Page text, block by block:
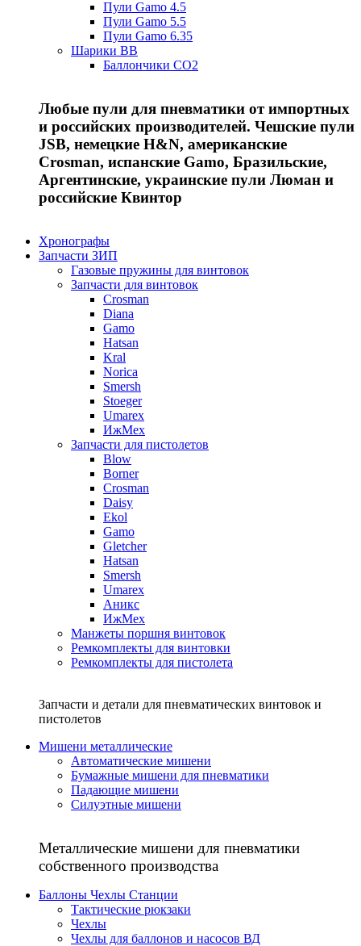
Пули Gamo 4.5
Пули Gamo 5.5
Пули Gamo 6.35
Шарики BB
Баллончики CO2
Любые пули для пневматики от импортных
и российских производителей. Чешские пули
JSB, немецкие H&N, американские
Crosman, испанские Gamo, Бразильские,
Аргентинские, украинские пули Люман и
российские Квинтор
Хронографы
Запчасти ЗИП
Газовые пружины для винтовок
Запчасти для винтовок
Crosman
Diana
Gamo
Hatsan
Kral
Norica
Smersh
Stoeger
Umarex
ИжМех
Запчасти для пистолетов
Blow
Borner
Crosman
Daisy
Ekol
Gamo
Gletcher
Hatsan
Smersh
Umarex
Аникс
ИжМех
Манжеты поршня винтовок
Ремкомплекты для винтовки
Ремкомплекты для пистолета
Запчасти и детали для пневматических винтовок и
пистолетов
Мишени металлические
Автоматические мишени
Бумажные мишени для пневматики
Падающие мишени
Силуэтные мишени
Металлические мишени для пневматики
собственного производства
Баллоны Чехлы Станции
Тактические рюкзаки
Чехлы
Чехлы для баллонов и насосов ВД